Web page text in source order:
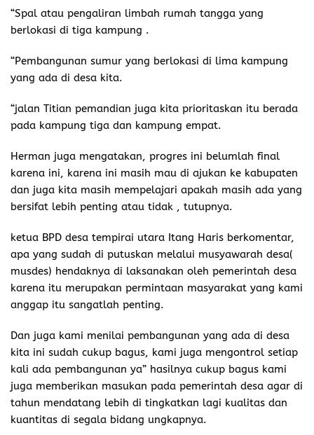
“Spal atau pengaliran limbah rumah tangga yang
berlokasi di tiga kampung .
“Pembangunan sumur yang berlokasi di lima kampung
yang ada di desa kita.
“jalan Titian pemandian juga kita prioritaskan itu berada
pada kampung tiga dan kampung empat.
Herman juga mengatakan, progres ini belumlah final
karena ini, karena ini masih mau di ajukan ke kabupaten
dan juga kita masih mempelajari apakah masih ada yang
bersifat lebih penting atau tidak , tutupnya.
ketua BPD desa tempirai utara Itang Haris berkomentar,
apa yang sudah di putuskan melalui musyawarah desa(
musdes) hendaknya di laksanakan oleh pemerintah desa
karena itu merupakan permintaan masyarakat yang kami
anggap itu sangatlah penting.
Dan juga kami menilai pembangunan yang ada di desa
kita ini sudah cukup bagus, kami juga mengontrol setiap
kali ada pembangunan ya” hasilnya cukup bagus kami
juga memberikan masukan pada pemerintah desa agar di
tahun mendatang lebih di tingkatkan lagi kualitas dan
kuantitas di segala bidang ungkapnya.